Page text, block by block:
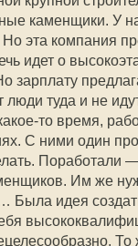
каменщики. У
Но эта компания
идет о
зарплату
туда и не
то время,
С ними один
Поработали
Им же
Была идея
То